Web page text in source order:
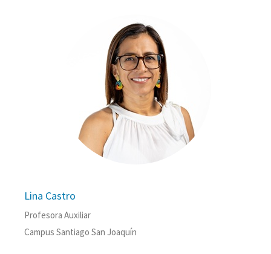
Lina Castro
Profesora Auxiliar
Campus Santiago San Joaquín